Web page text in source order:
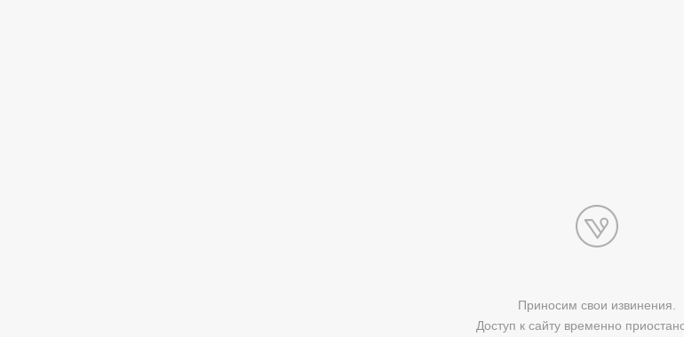
Приносим свои извинения.
Доступ к сайту временно